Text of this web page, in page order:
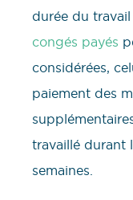
durée du
congés payés
considérées,
paiement des
travaillé durant
semaines.